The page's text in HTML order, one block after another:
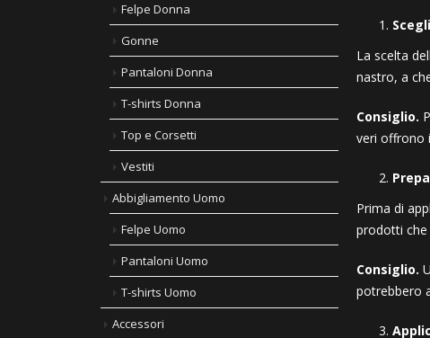
La scelta
nastro, a
Consiglio.
veri offrono
Prima di
prodotti che
Consiglio.
potrebbero
Felpe Donna
Gonne
Pantaloni Donna
T-shirts Donna
Top e Corsetti
Vestiti
Abbigliamento Uomo
Felpe Uomo
Pantaloni Uomo
T-shirts Uomo
Accessori